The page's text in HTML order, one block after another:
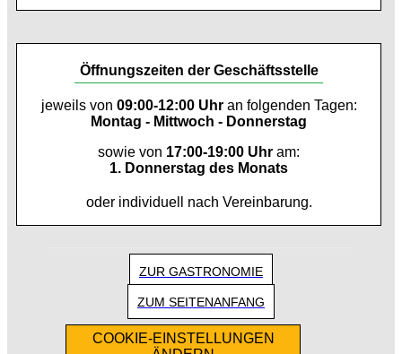
Öffnungszeiten der Geschäftsstelle
jeweils von 09:00-12:00 Uhran folgenden Tagen:
Montag - Mittwoch - Donnerstag
sowie von 17:00-19:00 Uhr am:
1. Donnerstag des Monats
oder individuell nach Vereinbarung.
ZUR GASTRONOMIE
ZUM SEITENANFANG
COOKIE-EINSTELLUNGEN